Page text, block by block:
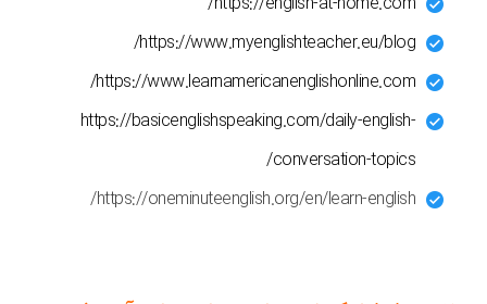
https://www.myenglishteacher.eu/blog/
https://www.learnamericanenglishonline.com/
https://basicenglishspeaking.com/daily-english-
conversation-topics/
https://oneminuteenglish.org/en/learn-english/